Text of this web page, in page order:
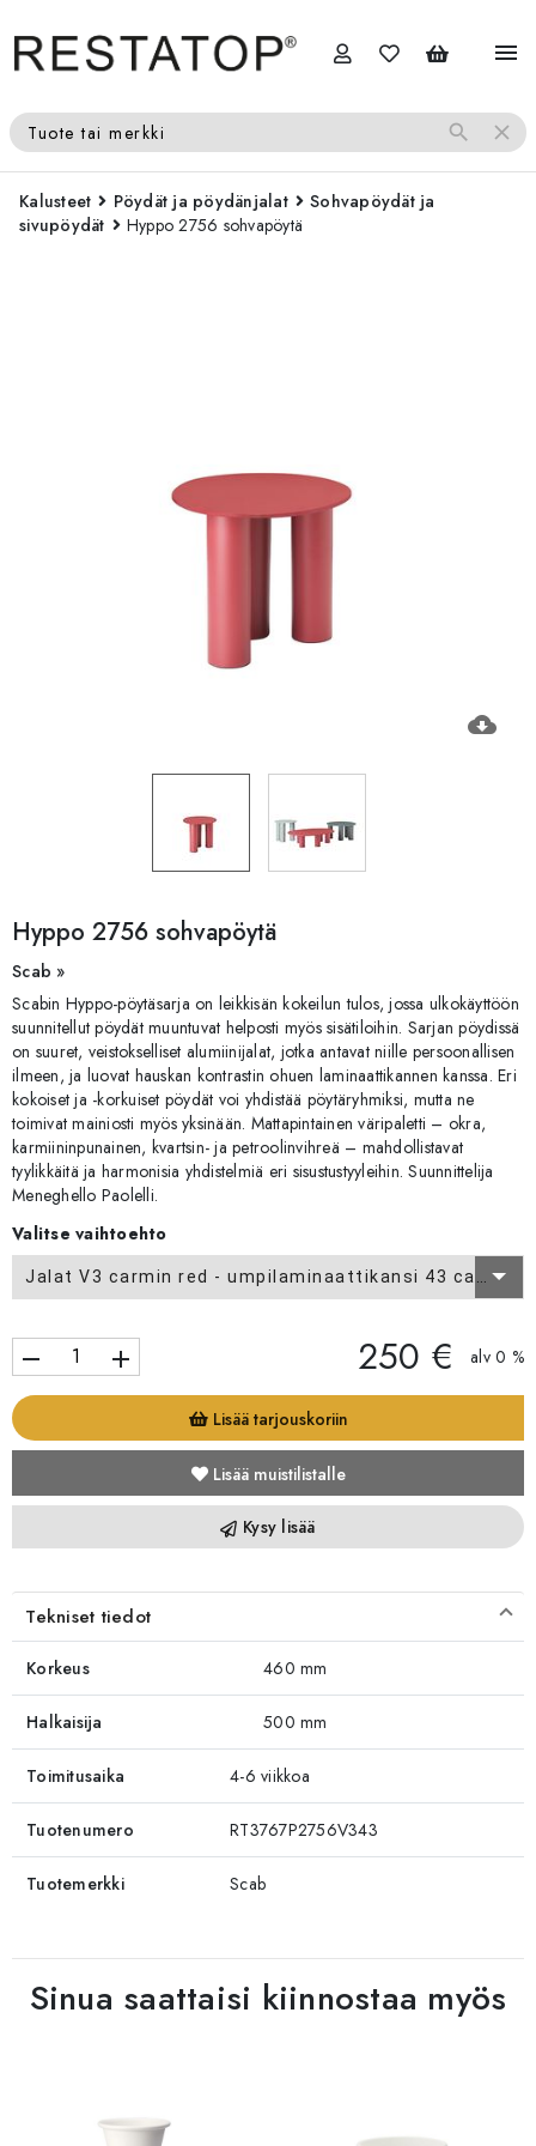
menu
Tuote tai merkki search close
Kalusteet Pöydät ja pöydänjalat
Sohvapöydät ja
sivupöydät
Hyppo 2756 sohvapöytä
cloud_download
Hyppo 2756 sohvapöytä
Scab »
Scabin Hyppo-pöytäsarja on leikkisän kokeilun tulos, jossa ulkokäyttöön
suunnitellut pöydät muuntuvat helposti myös sisätiloihin. Sarjan pöydissä
on suuret, veistokselliset alumiinijalat, jotka antavat niille persoonallisen
ilmeen, ja luovat hauskan kontrastin ohuen laminaattikannen kanssa. Eri
kokoiset ja -korkuiset pöydät voi yhdistää pöytäryhmiksi, mutta ne
toimivat mainiosti myös yksinään. Mattapintainen väripaletti – okra,
karmiininpunainen, kvartsin- ja petroolinvihreä – mahdollistavat
tyylikkäitä ja harmonisia yhdistelmiä eri sisustustyyleihin. Suunnittelija
Meneghello Paolelli.
Valitse vaihtoehto
remove add 250 € alv 0 %
Lisää tarjouskoriin
Lisää muistilistalle
Kysy lisää
Tekniset tiedot
Korkeus 460 mm
Halkaisija 500 mm
Toimitusaika 4-6 viikkoa
Tuotenumero RT3767P2756V343
Tuotemerkki Scab
Sinua saattaisi kiinnostaa myös